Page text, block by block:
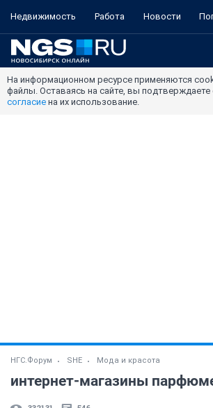
Недвижимость Работа Новости
На информационном ресурсе применяются
файлы. Оставаясь на сайте, вы подтверждаете
согласие на их использование.
НГС.Форум SHE Мода и красота